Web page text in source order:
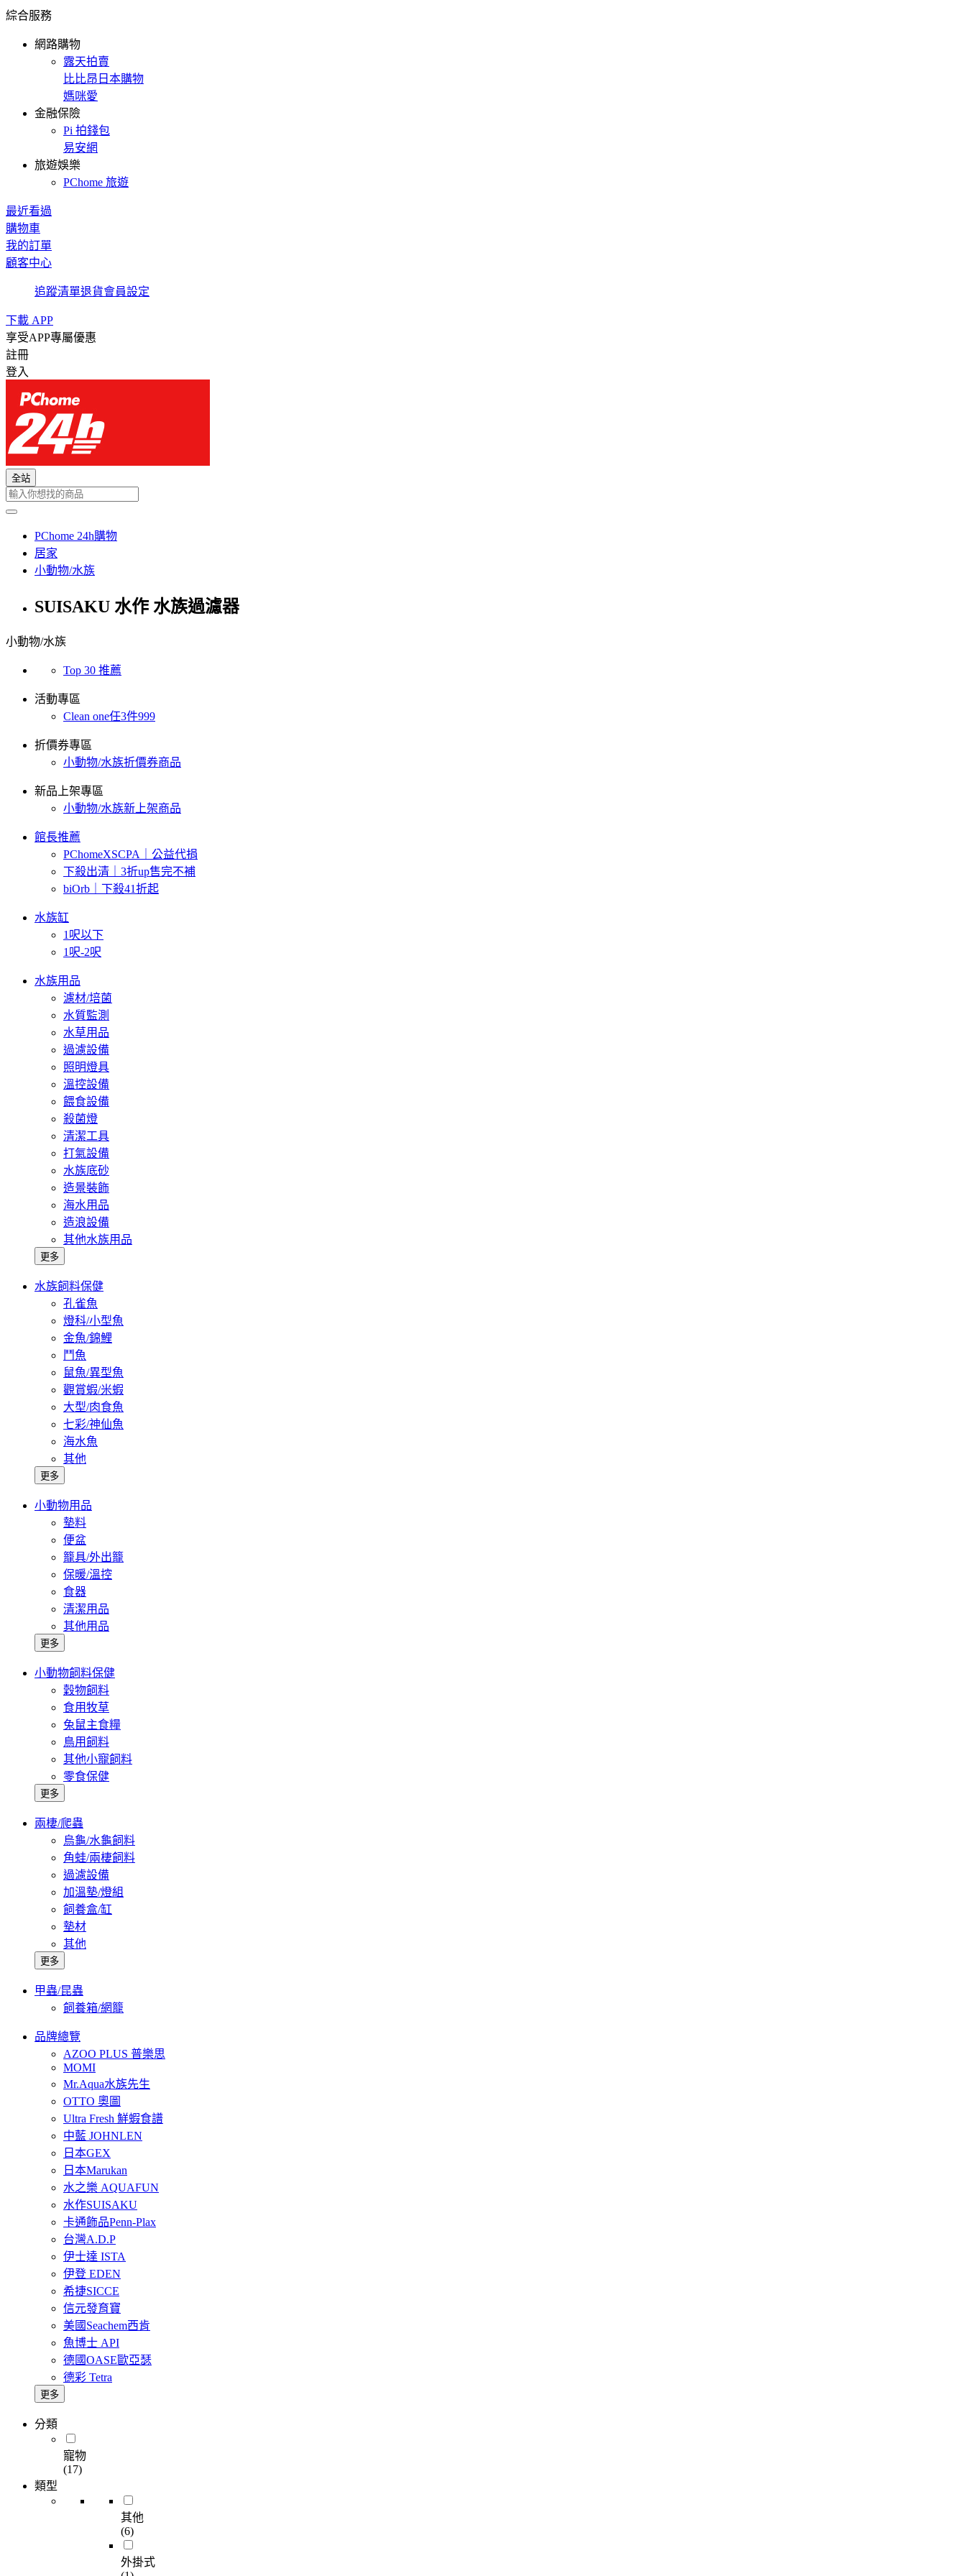
綜合服務
網路購物
露天拍賣
比比昂日本購物
媽咪愛
金融保險
Pi 拍錢包
易安網
旅遊娛樂
PChome 旅遊
最近看過
購物車
我的訂單
顧客中心
追蹤清單退貨會員設定
下載 APP
享受APP專屬優惠
註冊
登入
全站
PChome 24h購物
居家
小動物/水族
SUISAKU 水作 水族過濾器
小動物/水族
Top 30 推薦
活動專區
Clean one任3件999
折價券專區
小動物/水族折價券商品
新品上架專區
小動物/水族新上架商品
館長推薦
PChomeXSCPA｜公益代捐
下殺出清｜3折up售完不補
biOrb｜下殺41折起
水族缸
1呎以下
1呎-2呎
水族用品
濾材/培菌
水質監測
水草用品
過濾設備
照明燈具
溫控設備
餵食設備
殺菌燈
清潔工具
打氣設備
水族底砂
造景裝飾
海水用品
造浪設備
其他水族用品
更多
水族飼料保健
孔雀魚
燈科/小型魚
金魚/錦鯉
鬥魚
鼠魚/異型魚
觀賞蝦/米蝦
大型/肉食魚
七彩/神仙魚
海水魚
其他
更多
小動物用品
墊料
便盆
籠具/外出籠
保暖/溫控
食器
清潔用品
其他用品
更多
小動物飼料保健
穀物飼料
食用牧草
兔鼠主食糧
鳥用飼料
其他小寵飼料
零食保健
更多
兩棲/爬蟲
烏龜/水龜飼料
角蛙/兩棲飼料
過濾設備
加溫墊/燈組
飼養盒/缸
墊材
其他
更多
甲蟲/昆蟲
飼養箱/網籠
品牌總覽
AZOO PLUS 普樂思
MOMI
Mr.Aqua水族先生
OTTO 奧圖
Ultra Fresh 鮮蝦食譜
中藍 JOHNLEN
日本GEX
日本Marukan
水之樂 AQUAFUN
水作SUISAKU
卡通飾品Penn-Plax
台灣A.D.P
伊士達 ISTA
伊登 EDEN
希捷SICCE
信元發育寶
美國Seachem西肯
魚博士 API
德國OASE歐亞瑟
德彩 Tetra
更多
分類
寵物
(17)
類型
其他
(6)
外掛式